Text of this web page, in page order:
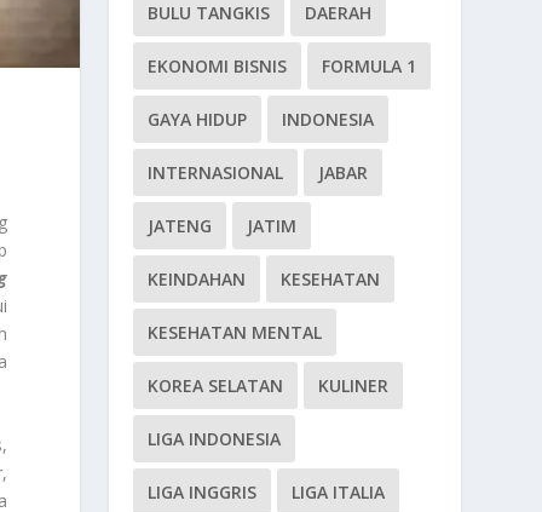
BULU TANGKIS DAERAH
EKONOMI BISNIS FORMULA 1
GAYA HIDUP INDONESIA
INTERNASIONAL JABAR
JATENG JATIM
KEINDAHAN KESEHATAN
KESEHATAN MENTAL
KOREA SELATAN KULINER
LIGA INDONESIA
LIGA INGGRIS LIGA ITALIA